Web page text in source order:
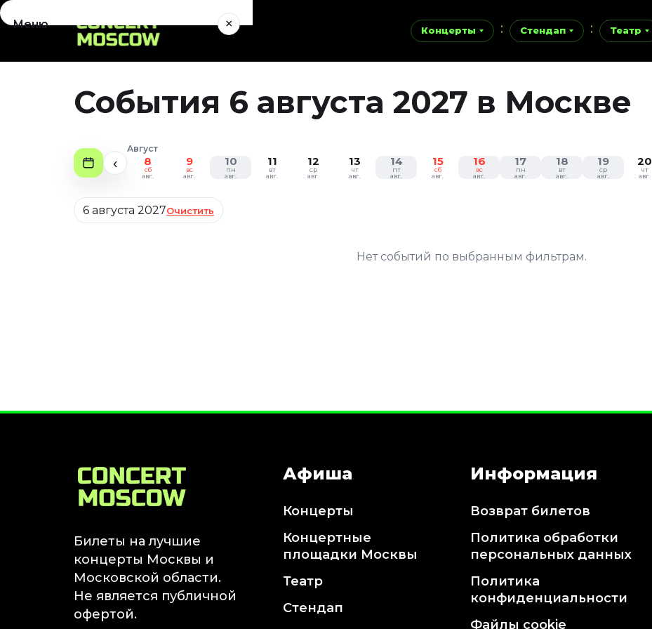
Концерты Стендап Театр
Меню ×
Концерты
Сентябрь 2026
Декабрь 2026
Январь 2027
Декабрь 2026
Январь 2027
Экскурсии
Сентябрь 2026
События 6 августа 2027 в Москве
‹
Август
8
сб
авг.
9
вс
авг.
10
пн
авг.
11
вт
авг.
12
ср
авг.
13
чт
авг.
14
пт
авг.
15
сб
авг.
16
вс
авг.
17
пн
авг.
18
вт
авг.
19
ср
авг.
20
чт
авг.
Дата
6 августа 2027Очистить
Нет событий по выбранным фильтрам.
Билеты на лучшие
концерты Москвы и
Московской области.
Не является публичной
офертой.
Афиша
Концерты
Концертные
площадки Москвы
Театр
Стендап
Информация
Возврат билетов
Политика обработки
персональных данных
Политика
конфиденциальности
Файлы cookie